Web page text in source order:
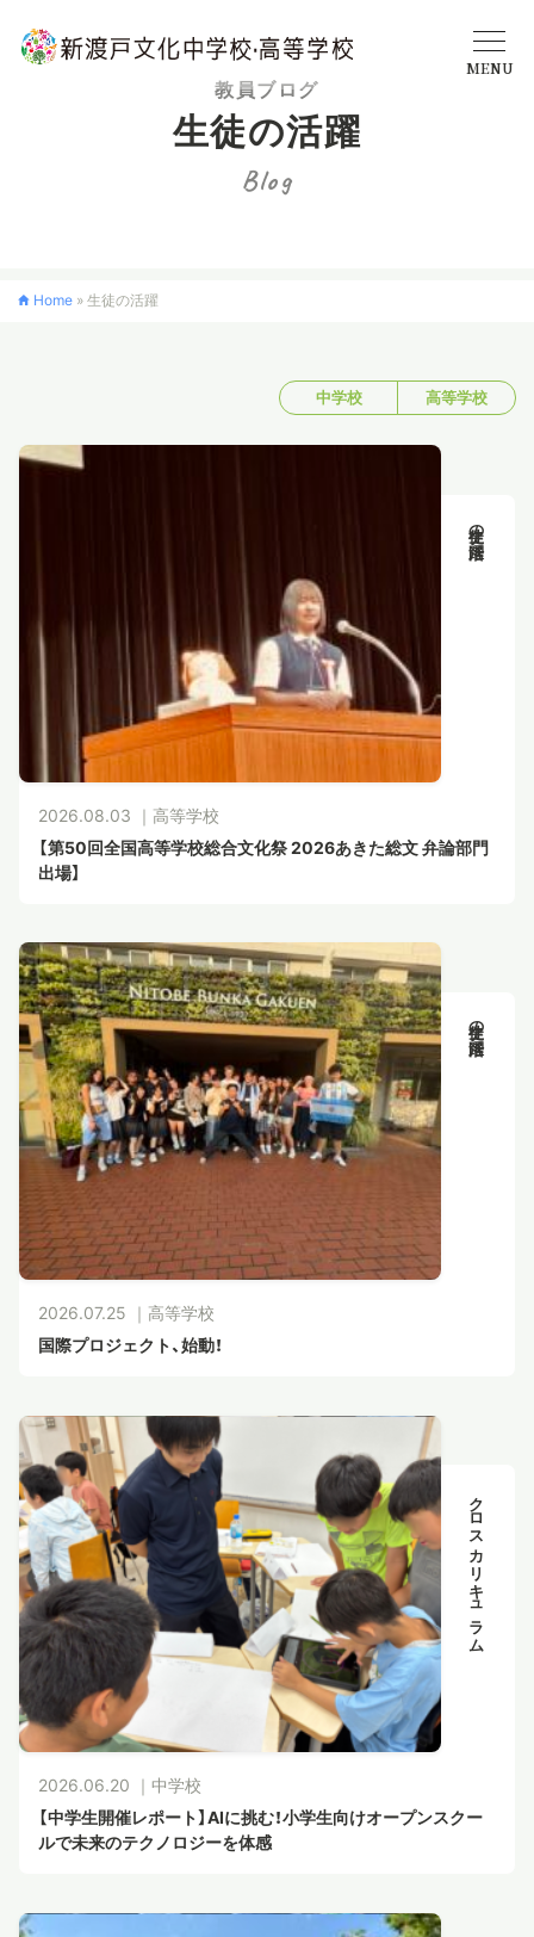
高等学校
ニュース
教員ブログ
在校生・保護者・卒業生の方へ
MENU
教員ブログ
生徒の活躍
Blog
Home » 生徒の活躍
中学校 高等学校
生徒の活躍
2026.08.03 ｜ 高等学校
【第50回全国高等学校総合文化祭 2026あきた総文 弁論部門
出場】
生徒の活躍
2026.07.25 ｜ 高等学校
国際プロジェクト、始動！
クロスカリキュラム
2026.06.20 ｜ 中学校
【中学生開催レポート】AIに挑む！小学生向けオープンスクー
ルで未来のテクノロジーを体感